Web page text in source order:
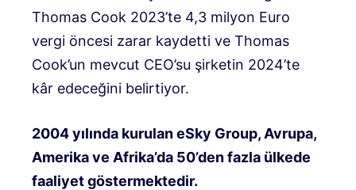
Thomas Cook 2023’te 4,3 milyon Euro
vergi öncesi zarar kaydetti ve Thomas
Cook’un mevcut CEO’su şirketin 2024’te
kâr edeceğini belirtiyor.
2004 yılında kurulan eSky Group, Avrupa,
Amerika ve Afrika’da 50’den fazla ülkede
faaliyet göstermektedir.